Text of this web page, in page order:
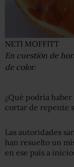
NETI MOFFITT
En cuestión de
de color.
¿Qué podría haber
cortar de repente
Las autoridades
han resuelto un
en ese país a